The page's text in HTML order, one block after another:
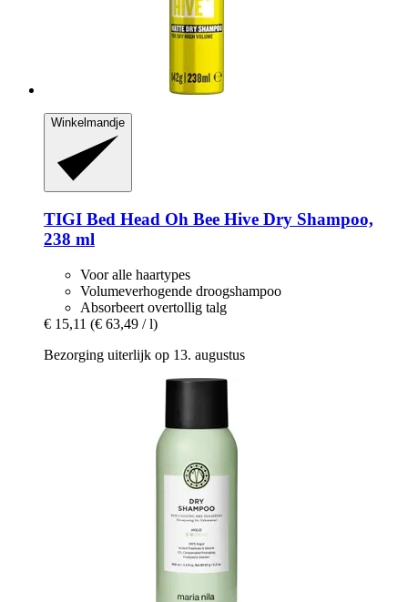
Winkelmandje
TIGI Bed Head Oh Bee Hive Dry Shampoo,
238 ml
Voor alle haartypes
Volumeverhogende droogshampoo
Absorbeert overtollig talg
€ 15,11 (€ 63,49 / l)
Bezorging uiterlijk op 13. augustus